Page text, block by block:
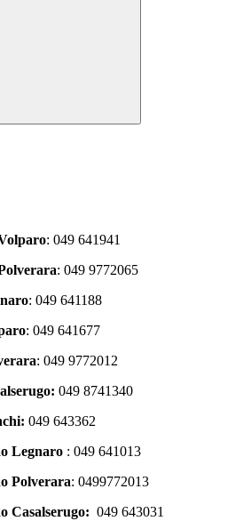
: 049 641941
: 049 9772065
: 049 641188
: 049 641677
: 049 9772012
049 8741340
049 643362
Legnaro : 049 641013
Polverara: 0499772013
Casalserugo: 049 643031